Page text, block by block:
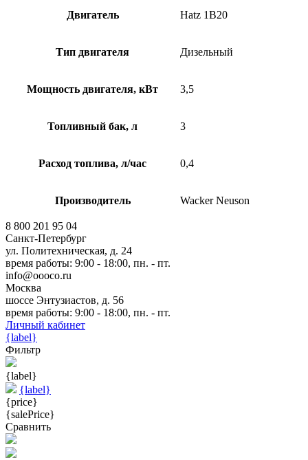
Двигатель Hatz 1B20
Тип двигателя Дизельный
Мощность двигателя, кВт 3,5
Топливный бак, л 3
Расход топлива, л/час 0,4
Производитель Wacker Neuson
8 800 201 95 04
Санкт-Петербург
ул. Политехническая, д. 24
время работы: 9:00 - 18:00, пн. - пт.
info@oooco.ru
Москва
шоссе Энтузиастов, д. 56
время работы: 9:00 - 18:00, пн. - пт.
Личный кабинет
{label}
Фильтр
{label}
{label}
{price}
{salePrice}
Сравнить